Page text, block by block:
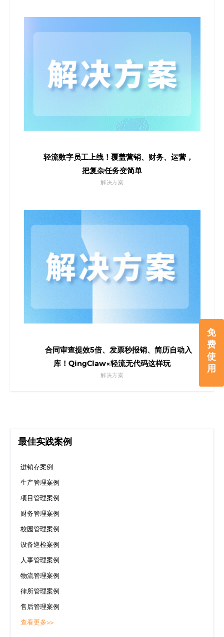
免
费
使
用
轻流数字员工上线！覆盖营销、财务、运营，
把复杂任务变简单
解决方案
合同审查提效5倍、发票秒报销、简历自动入
库！QingClaw×轻流无代码这样玩
解决方案
最佳实践案例
进销存案例
生产管理案例
项目管理案例
财务管理案例
校园管理案例
设备巡检案例
人事管理案例
物流管理案例
律所管理案例
售后管理案例
查看更多>>